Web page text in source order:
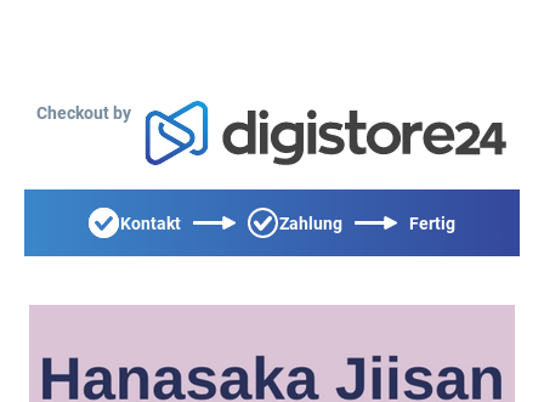
Checkout by
Kontakt Zahlung Fertig